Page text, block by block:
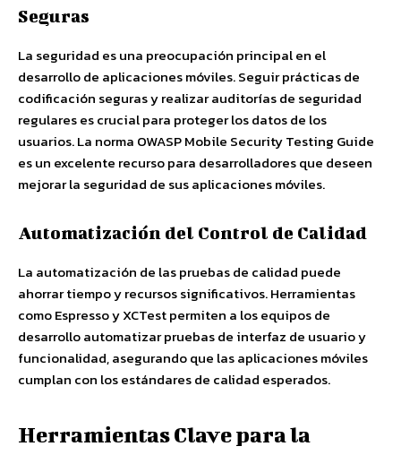
Seguras
La seguridad es una preocupación principal en el
desarrollo de aplicaciones móviles. Seguir prácticas de
codificación seguras y realizar auditorías de seguridad
regulares es crucial para proteger los datos de los
usuarios. La norma OWASP Mobile Security Testing Guide
es un excelente recurso para desarrolladores que deseen
mejorar la seguridad de sus aplicaciones móviles.
Automatización del Control de Calidad
La automatización de las pruebas de calidad puede
ahorrar tiempo y recursos significativos. Herramientas
como Espresso y XCTest permiten a los equipos de
desarrollo automatizar pruebas de interfaz de usuario y
funcionalidad, asegurando que las aplicaciones móviles
cumplan con los estándares de calidad esperados.
Herramientas Clave para la